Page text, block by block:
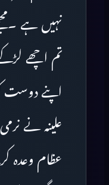
نہیں ہے
تم اچھے
اپنے دوست
علینہ نے
عظام وعدہ